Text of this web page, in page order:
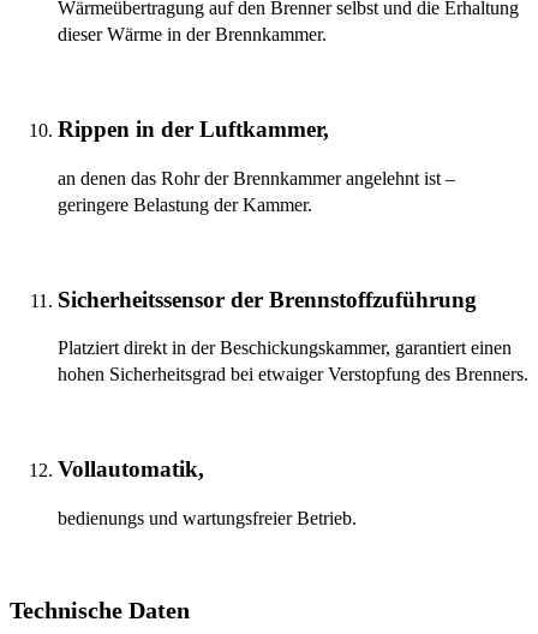
Wärmeübertragung auf den Brenner selbst und die Erhaltung
dieser Wärme in der Brennkammer.
Rippen in der Luftkammer,
an denen das Rohr der Brennkammer angelehnt ist –
geringere Belastung der Kammer.
Sicherheitssensor der Brennstoffzuführung
Platziert direkt in der Beschickungskammer, garantiert einen
hohen Sicherheitsgrad bei etwaiger Verstopfung des Brenners.
Vollautomatik,
bedienungs und wartungsfreier Betrieb.
Technische Daten